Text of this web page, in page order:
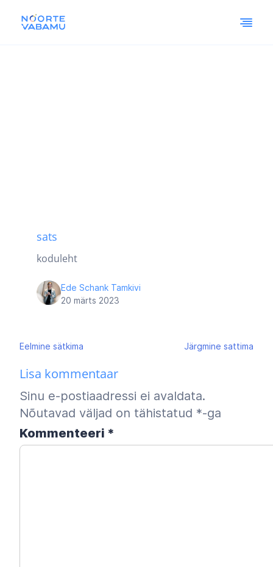
sats
koduleht
Ede Schank Tamkivi
20 märts 2023
Navigeerimine
Eelmine sätkima Järgmine sattima
Lisa kommentaar
Sinu e-postiaadressi ei avaldata.
Nõutavad väljad on tähistatud *-ga
Kommenteeri *